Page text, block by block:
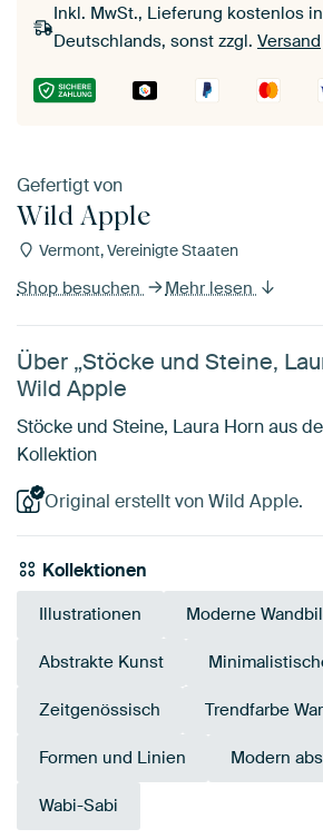
Inkl. MwSt., Lieferung kostenlos
Deutschlands, sonst zzgl. Versand
Gefertigt von
Wild Apple
Vermont, Vereinigte Staaten
Shop besuchen Mehr lesen
Über „Stöcke und Steine,
Wild Apple
Stöcke und Steine, Laura Horn aus
Kollektion
Original erstellt von Wild Apple.
Kollektionen
Illustrationen Moderne
Abstrakte Kunst
Zeitgenössisch Trendfarbe
Formen und Linien Modern
Wabi-Sabi